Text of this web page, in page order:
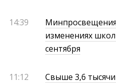
14:39
Минпросвещения
изменениях
сентября
11:12
Свыше 3,6